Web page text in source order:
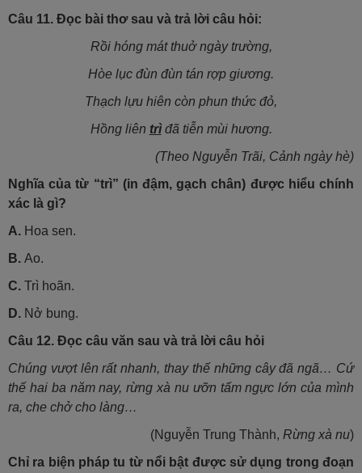
Câu 11. Đọc bài thơ sau và trả lời câu hỏi:
Rồi hóng mát thuở ngày trường,
Hòe lục đùn đùn tán rợp giương.
Thạch lựu hiên còn phun thức đỏ,
Hồng liên trìđã tiễn mùi hương.
(Theo Nguyễn Trãi, Cảnh ngày hè)
Nghĩa của từ “trì” (in đậm, gạch chân) được hiểu chính
xác là gì?
A. Hoa sen.
B. Ao.
C. Trì hoãn.
D. Nở bung.
Câu 12. Đọc câu văn sau và trả lời câu hỏi
Chúng vượt lên rất nhanh, thay thế những cây đã ngã… Cứ
thế hai ba năm nay, rừng xà nu ưỡn tấm ngực lớn của mình
ra, che chở cho làng…
(Nguyễn Trung Thành, Rừng xà nu)
Chỉ ra biện pháp tu từ nổi bật được sử dụng trong đoạn